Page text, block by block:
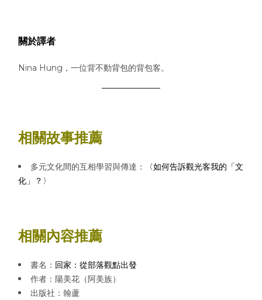
關於譯者
Nina Hung，一位背不動背包的背包客。
相關故事推薦
多元文化間的互相學習與傳達：
〈如何告訴觀光客我的「文
化」？〉
相關內容推薦
書名： 回家：從部落觀點出發
作者：陽美花（阿美族）
出版社：翰蘆